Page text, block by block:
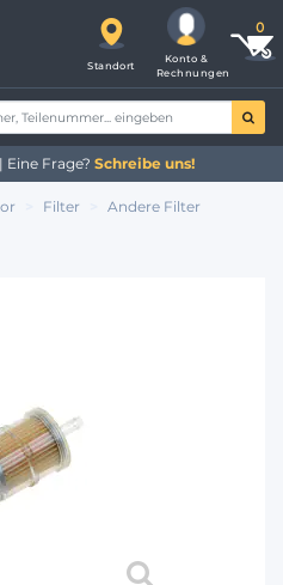
Standort
Konto &
Rechnungen
| Eine Frage? Schreibe uns!
Filter
Andere Filter